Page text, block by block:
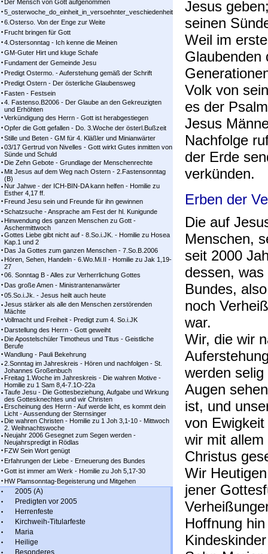
Der Mensch von Gott aufgenommen
5_osterwoche_do_einheit_in_versoehnter_veschiedenheit
6.Osterso. Von der Enge zur Weite
Frucht bringen für Gott
4.Ostersonntag - Ich kenne die Meinen
GM-Guter Hirt und kluge Schafe
Fundament der Gemeinde Jesu
Predigt Ostermo. - Auferstehung gemäß der Schrift
Predigt Ostern - Der österliche Glaubensweg
Fasten - Festsein
4. Fastenso.B2006 - Der Glaube an den Gekreuzigten
und Erhöhten
Verkündigung des Herrn - Gott ist herabgestiegen
Opfer die Gott gefallen - Do. 3.Woche der österl.Bußzeit
Stille und Beten - GM für 4. Kläßler und Minianwärter
03/17 Gertrud von Nivelles - Gott wirkt Gutes inmitten von
Sünde und Schuld
Die Zehn Gebote - Grundlage der Menschenrechte
Mit Jesus auf dem Weg nach Ostern - 2.Fastensonntag
(B)
Nur Jahwe - der ICH-BIN-DA kann helfen - Homilie zu
Esther 4,17 ff.
Freund Jesu sein und Freunde für ihn gewinnen
Schatzsuche - Ansprache am Fest der hl. Kunigunde
Hinwendung des ganzen Menschen zu Gott -
Aschermittwoch
Gottes Liebe gibt nicht auf - 8.So.i.JK. - Homilie zu Hosea
Kap.1 und 2
Das Ja Gottes zum ganzen Menschen - 7.So.B.2006
Hören, Sehen, Handeln - 6.Wo.Mi.II - Homilie zu Jak 1,19-
27
06. Sonntag B - Alles zur Verherrlichung Gottes
Das große Amen - Ministrantenanwärter
05.So.i.Jk. - Jesus heilt auch heute
Jesus stärker als alle den Menschen zerstörenden
Mächte
Vollmacht und Freiheit - Predigt zum 4. So.i.JK
Darstellung des Herrn - Gott geweiht
Die Apostelschüler Timotheus und Titus - Geistliche
Berufe
Wandlung - Pauli Bekehrung
2.Sonntag im Jahreskreis - Hören und nachfolgen - St.
Johannes Großenbuch
Freitag 1.Woche im Jahreskreis - Die wahren Motive -
Homilie zu 1 Sam 8,4-7.1O-22a
Taufe Jesu - Die Gottesbeziehung, Aufgabe und Wirkung
des Gottesknechtes und wir Christen
Erscheinung des Herrn - Auf werde licht, es kommt dein
Licht - Aussendung der Sternsinger
Die wahren Christen - Homilie zu 1 Joh 3,1-10 - Mittwoch
2. Weihnachtswoche
Neujahr 2006 Gesegnet zum Segen werden -
Neujahrspredigt in Rödlas
FZW Sein Wort genügt
Erfahrungen der Liebe - Erneuerung des Bundes
Gott ist immer am Werk - Homilie zu Joh 5,17-30
HW Plamsonntag-Begeisterung und Mitgehen
2005 (A)
Predigten vor 2005
Herrenfeste
Kirchweih-Titularfeste
Maria
Heilige
Besonderes
Jesus
seinen
Weil im
Glaubenden
Volk von
es der
Jesus
Nachfolge
der Erde
verkünden.
Erben der
Die auf
Menschen,
seit 2000
dessen,
Bundes,
noch
war.
Wir, die wir
werden
Augen
ist, und
von
wir mit
Christus
Wir
jener
Hoffnung